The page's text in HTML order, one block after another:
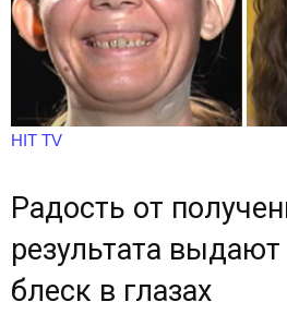
HIT TV
Радость от
результата
блеск в глазах